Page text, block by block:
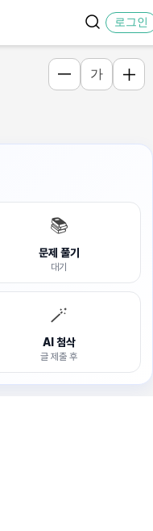
로그인
가
📚
문제 풀기
대기
🪄
AI 첨삭
글 제출 후